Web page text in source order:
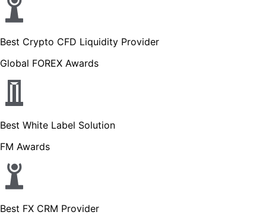
Best Crypto CFD Liquidity Provider
Global FOREX Awards
Best White Label Solution
FM Awards
Best FX CRM Provider